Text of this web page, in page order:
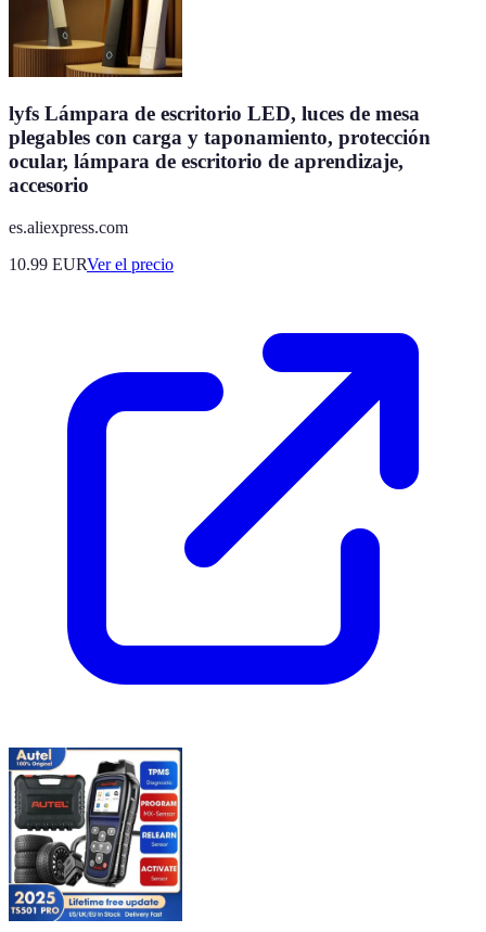
lyfs Lámpara de escritorio LED, luces de mesa
plegables con carga y taponamiento, protección
ocular, lámpara de escritorio de aprendizaje,
accesorio
es.aliexpress.com
10.99 EURVer el precio